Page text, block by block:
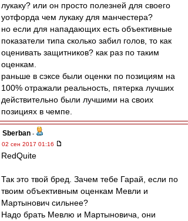
лукаку? или он просто полезней для своего
уотфорда чем лукаку для манчестера?
но если для нападающих есть объективные
показатели типа сколько забил голов, то как
оценивать защитников? как раз по таким
оценкам.
раньше в сэксе были оценки по позициям на
100% отражали реальность, пятерка лучших
действительно были лучшими на своих
позициях в чемпе.
Sberban -
02 сен 2017 01:16
RedQuite
Так это твой бред. Зачем тебе Гарай, если по
твоим объективным оценкам Мевли и
Мартынович сильнее?
Надо брать Мевлю и Мартыновича, они